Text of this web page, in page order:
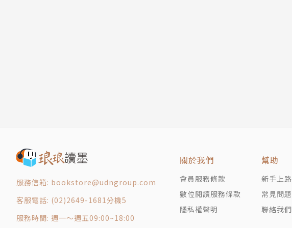
服務信箱: bookstore@udngroup.com
客服電話: (02)2649-1681分機5
服務時間: 週一～週五09:00~18:00
關於我們
會員服務條款
數位閱讀服務條款
隱私權聲明
幫助
新手上路
常見問題
聯絡我們